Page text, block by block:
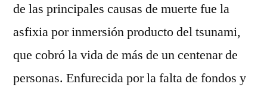
de las principales causas de muerte fue la
asfixia por inmersión producto del tsunami,
que cobró la vida de más de un centenar de
personas. Enfurecida por la falta de fondos y